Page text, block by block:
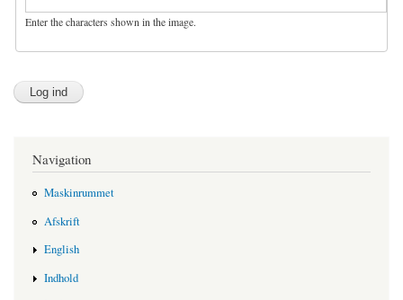
Enter the characters shown in the image.
Navigation
Maskinrummet
Afskrift
English
Indhold